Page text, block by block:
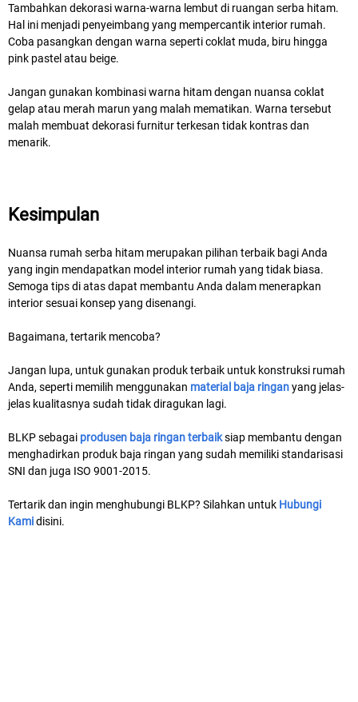
Tambahkan dekorasi warna-warna lembut di ruangan serba hitam.
Hal ini menjadi penyeimbang yang mempercantik interior rumah.
Coba pasangkan dengan warna seperti coklat muda, biru hingga
pink pastel atau beige.
Jangan gunakan kombinasi warna hitam dengan nuansa coklat
gelap atau merah marun yang malah mematikan. Warna tersebut
malah membuat dekorasi furnitur terkesan tidak kontras dan
menarik.
Kesimpulan
Nuansa rumah serba hitam merupakan pilihan terbaik bagi Anda
yang ingin mendapatkan model interior rumah yang tidak biasa.
Semoga tips di atas dapat membantu Anda dalam menerapkan
interior sesuai konsep yang disenangi.
Bagaimana, tertarik mencoba?
Jangan lupa, untuk gunakan produk terbaik untuk konstruksi rumah
Anda, seperti memilih menggunakan material baja ringanyang jelas-
jelas kualitasnya sudah tidak diragukan lagi.
BLKP sebagai produsen baja ringanterbaiksiap membantu dengan
menghadirkan produk baja ringan yang sudah memiliki standarisasi
SNI dan juga ISO 9001-2015.
Tertarik dan ingin menghubungi BLKP? Silahkan untuk Hubungi
Kamidisini.